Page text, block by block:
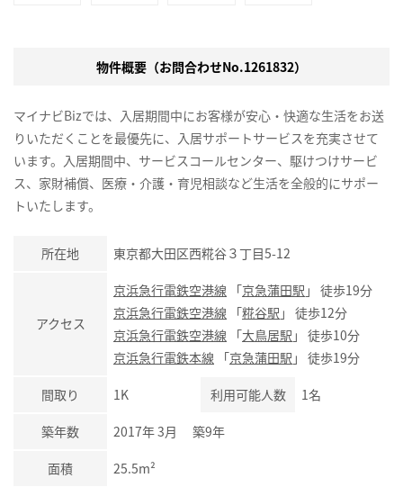
物件概要（お問合わせNo.1261832）
マイナビBizでは、入居期間中にお客様が安心・快適な生活をお送
りいただくことを最優先に、入居サポートサービスを充実させて
います。入居期間中、サービスコールセンター、駆けつけサービ
ス、家財補償、医療・介護・育児相談など生活を全般的にサポー
トいたします。
所在地 東京都大田区西糀谷３丁目5-12
アクセス
京浜急行電鉄空港線 「京急蒲田駅 」 徒歩19分
京浜急行電鉄空港線 「糀谷駅 」 徒歩12分
京浜急行電鉄空港線 「大鳥居駅 」 徒歩10分
京浜急行電鉄本線 「京急蒲田駅 」 徒歩19分
間取り 1K 利用可能人数 1名
築年数 2017年 3月 築9年
面積 25.5m²